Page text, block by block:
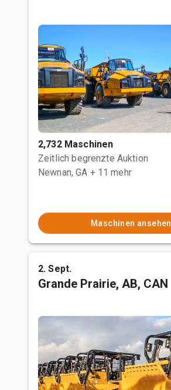
2,732 Maschinen
Zeitlich begrenzte Auktion
Newnan, GA + 11 mehr
Maschinen ansehen
2. Sept.
Grande Prairie, AB, CAN